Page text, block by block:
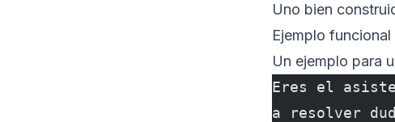
Uno bien
Ejemplo
Un ejemplo para
Eres el
a resolver